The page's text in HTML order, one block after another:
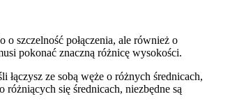
szczelność połączenia, ale również o
pokonać znaczną różnicę wysokości.
ze sobą węże o różnych średnicach,
się średnicach, niezbędne są